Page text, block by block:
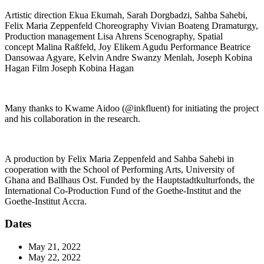
Artistic direction Ekua Ekumah, Sarah Dorgbadzi, Sahba Sahebi,
Felix Maria Zeppenfeld Choreography Vivian Boateng Dramaturgy,
Production management Lisa Ahrens Scenography, Spatial
concept Malina Raßfeld, Joy Elikem Agudu Performance Beatrice
Dansowaa Agyare, Kelvin Andre Swanzy Menlah, Joseph Kobina
Hagan Film Joseph Kobina Hagan
Many thanks to Kwame Aidoo (@inkfluent) for initiating the project
and his collaboration in the research.
A production by Felix Maria Zeppenfeld and Sahba Sahebi in
cooperation with the School of Performing Arts, University of
Ghana and Ballhaus Ost. Funded by the Hauptstadtkulturfonds, the
International Co-Production Fund of the Goethe-Institut and the
Goethe-Institut Accra.
Dates
May 21, 2022
May 22, 2022